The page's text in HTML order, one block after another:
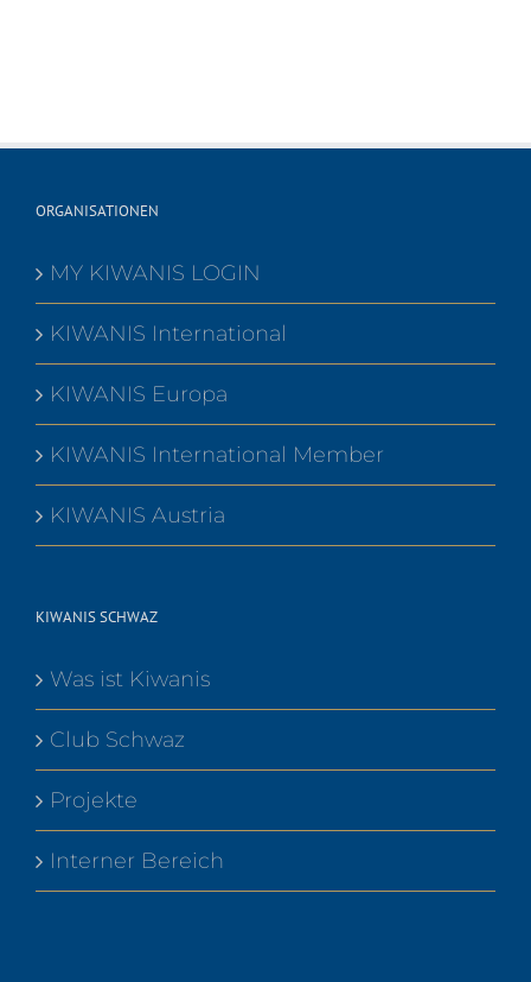
ORGANISATIONEN
MY KIWANIS LOGIN
KIWANIS International
KIWANIS Europa
KIWANIS International Member
KIWANIS Austria
KIWANIS SCHWAZ
Was ist Kiwanis
Club Schwaz
Projekte
Interner Bereich